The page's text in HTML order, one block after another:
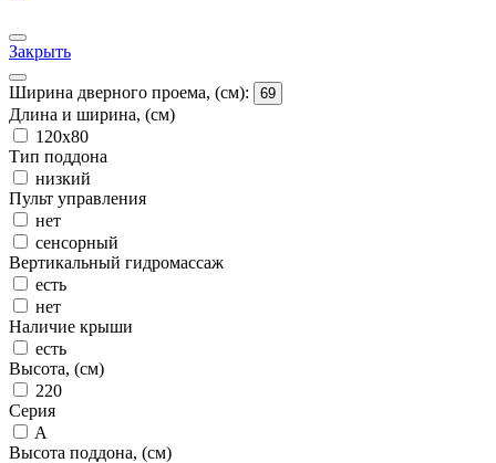
Закрыть
Ширина дверного проема, (см): 69
Длина и ширина, (см)
120x80
Тип поддона
низкий
Пульт управления
нет
сенсорный
Вертикальный гидромассаж
есть
нет
Наличие крыши
есть
Высота, (см)
220
Серия
A
Высота поддона, (см)